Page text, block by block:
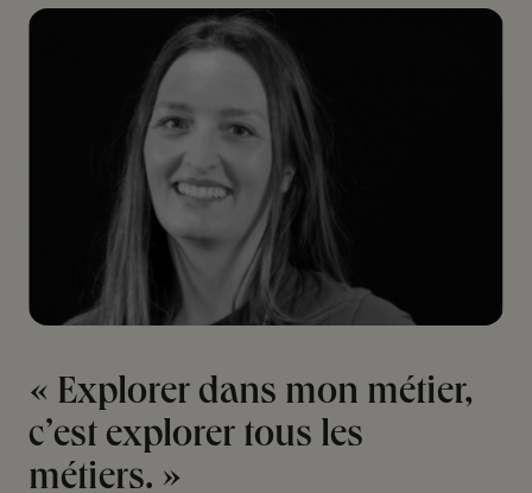
« Explorer dans mon métier,
c’est explorer tous les
métiers. »